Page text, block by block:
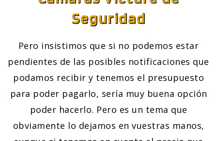
Seguridad
Pero insistimos que si no podemos estar
pendientes de las posibles notificaciones que
podamos recibir y tenemos el presupuesto
para poder pagarlo, sería muy buena opción
poder hacerlo. Pero es un tema que
obviamente lo dejamos en vuestras manos,